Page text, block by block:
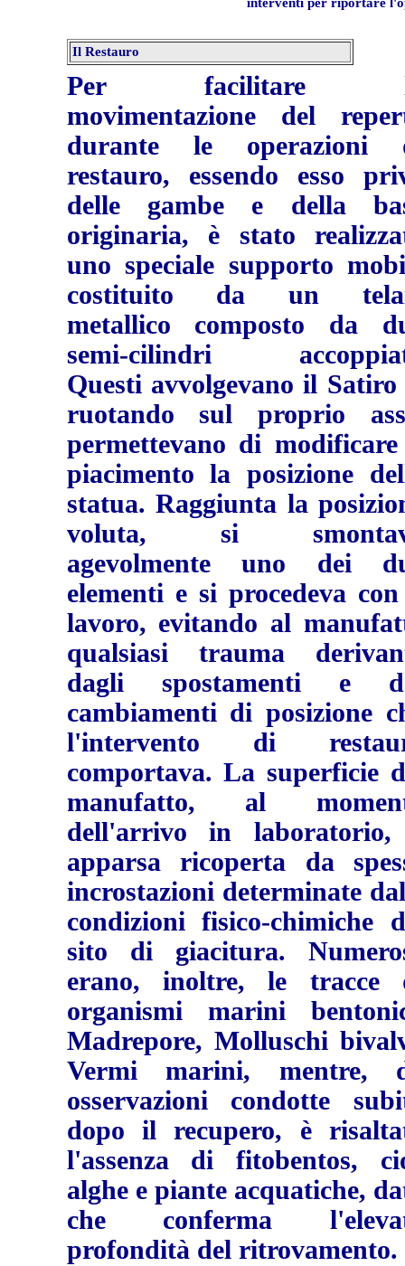
Il Restauro
Per facilitare
movimentazione del
durante le operazioni
restauro, essendo esso
delle gambe e della
originaria, è stato
uno speciale supporto
costituito da un
metallico composto da
semi-cilindri
Questi avvolgevano il Satiro
ruotando sul proprio
permettevano di
piacimento la posizione
statua. Raggiunta la
voluta, si
agevolmente uno dei
elementi e si procedeva
lavoro, evitando al
qualsiasi trauma
dagli spostamenti e
cambiamenti di posizione
l'intervento di
comportava. La superficie
manufatto, al
dell'arrivo in laboratorio,
apparsa ricoperta da
incrostazioni determinate
condizioni fisico-chimiche
sito di giacitura.
erano, inoltre, le tracce
organismi marini
Madrepore, Molluschi
Vermi marini, mentre,
osservazioni condotte
dopo il recupero, è
l'assenza di fitobentos,
alghe e piante acquatiche,
che conferma
profondità del ritrovamento.